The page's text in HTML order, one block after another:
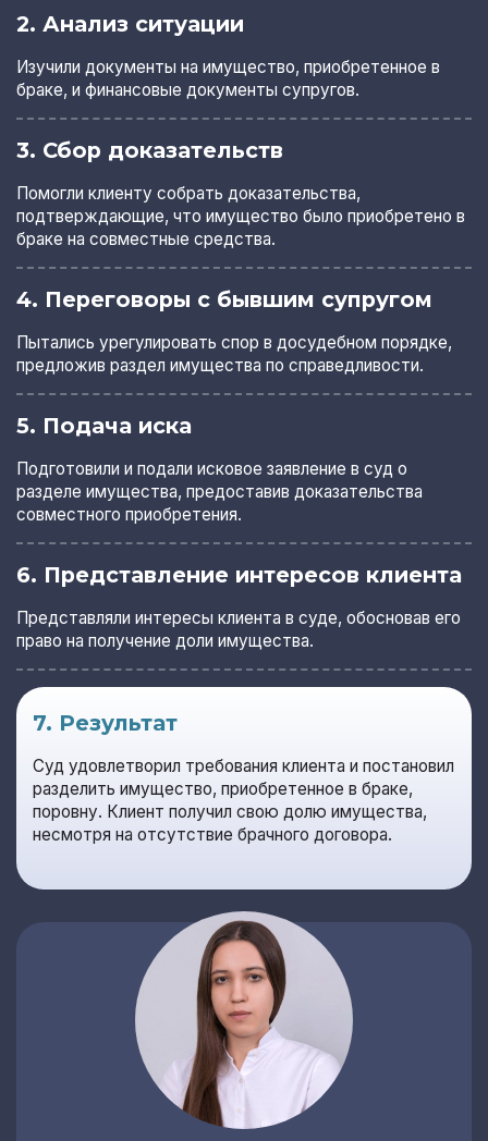
2. Анализ ситуации
Изучили документы на имущество, приобретенное в
браке, и финансовые документы супругов.
3. Сбор доказательств
Помогли клиенту собрать доказательства,
подтверждающие, что имущество было приобретено в
браке на совместные средства.
4. Переговоры с бывшим супругом
Пытались урегулировать спор в досудебном порядке,
предложив раздел имущества по справедливости.
5. Подача иска
Подготовили и подали исковое заявление в суд о
разделе имущества, предоставив доказательства
совместного приобретения.
6. Представление интересов клиента
Представляли интересы клиента в суде, обосновав его
право на получение доли имущества.
7. Результат
Суд удовлетворил требования клиента и постановил
разделить имущество, приобретенное в браке,
поровну. Клиент получил свою долю имущества,
несмотря на отсутствие брачного договора.